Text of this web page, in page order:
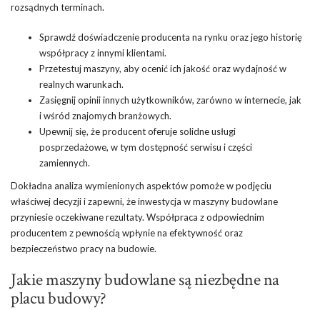
rozsądnych terminach.
Sprawdź doświadczenie producenta na rynku oraz jego historię
współpracy z innymi klientami.
Przetestuj maszyny, aby ocenić ich jakość oraz wydajność w
realnych warunkach.
Zasięgnij opinii innych użytkowników, zarówno w internecie, jak
i wśród znajomych branżowych.
Upewnij się, że producent oferuje solidne usługi
posprzedażowe, w tym dostępność serwisu i części
zamiennych.
Dokładna analiza wymienionych aspektów pomoże w podjęciu
właściwej decyzji i zapewni, że inwestycja w maszyny budowlane
przyniesie oczekiwane rezultaty. Współpraca z odpowiednim
producentem z pewnością wpłynie na efektywność oraz
bezpieczeństwo pracy na budowie.
Jakie maszyny budowlane są niezbędne na
placu budowy?